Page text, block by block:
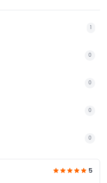
1
0
0
0
0
5